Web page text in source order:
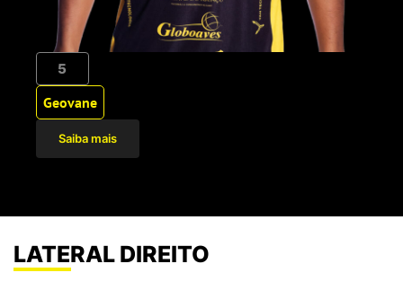
5
Geovane
Saiba mais
LATERAL DIREITO